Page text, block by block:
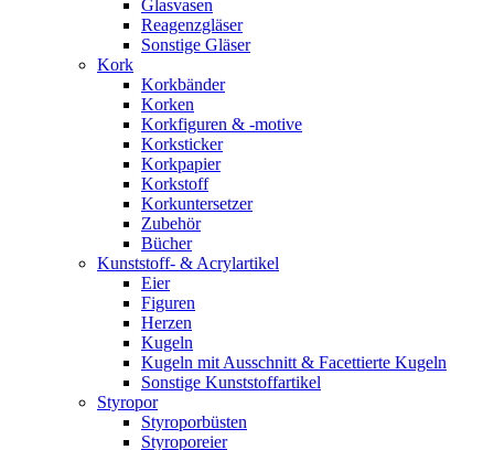
Glasvasen
Reagenzgläser
Sonstige Gläser
Kork
Korkbänder
Korken
Korkfiguren & -motive
Korksticker
Korkpapier
Korkstoff
Korkuntersetzer
Zubehör
Bücher
Kunststoff- & Acrylartikel
Eier
Figuren
Herzen
Kugeln
Kugeln mit Ausschnitt & Facettierte Kugeln
Sonstige Kunststoffartikel
Styropor
Styroporbüsten
Styroporeier